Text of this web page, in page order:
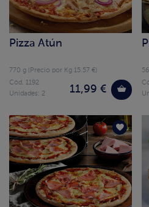
Pizza Atún
770 g (Precio por Kg 15.57 €)
11,99 €
Cód. 1192
Unidades: 2